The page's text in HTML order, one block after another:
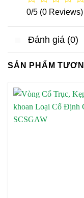
0/5 (0 Reviews)
Đánh giá (0)
SẢN PHẨM